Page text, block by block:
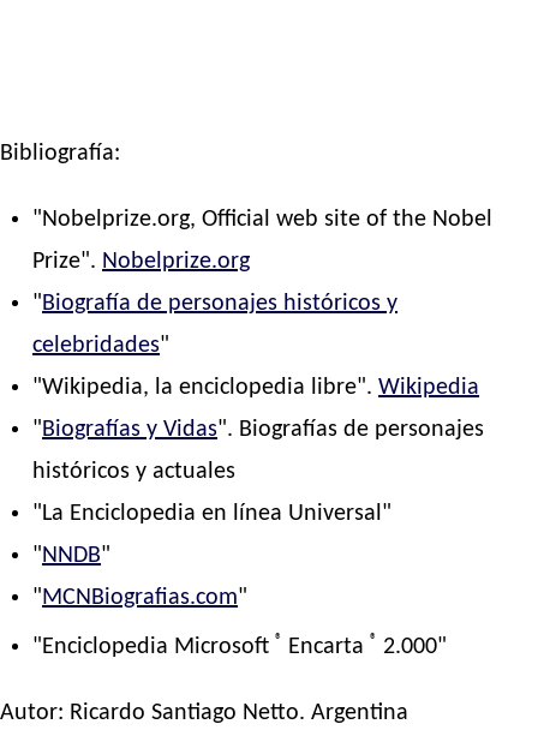
Bibliografía:
"Nobelprize.org, Official web site of the Nobel
Prize". Nobelprize.org
"Biografía de personajes históricos y
celebridades"
"Wikipedia, la enciclopedia libre".Wikipedia
"Biografías y Vidas". Biografías de personajes
históricos y actuales
"La Enciclopedia en línea Universal"
"NNDB"
"MCNBiografias.com"
"Enciclopedia Microsoft ® Encarta ® 2.000"
Autor: Ricardo Santiago Netto. Argentina